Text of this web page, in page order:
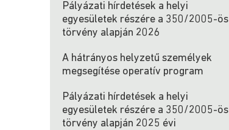
Pályázati hírdetések a helyi
egyesületek részére a 350/2005-ös
törvény alapján 2026
A hátrányos helyzetű személyek
megsegítése operatív program
Pályázati hírdetések a helyi
egyesületek részére a 350/2005-ös
törvény alapján 2025 évi